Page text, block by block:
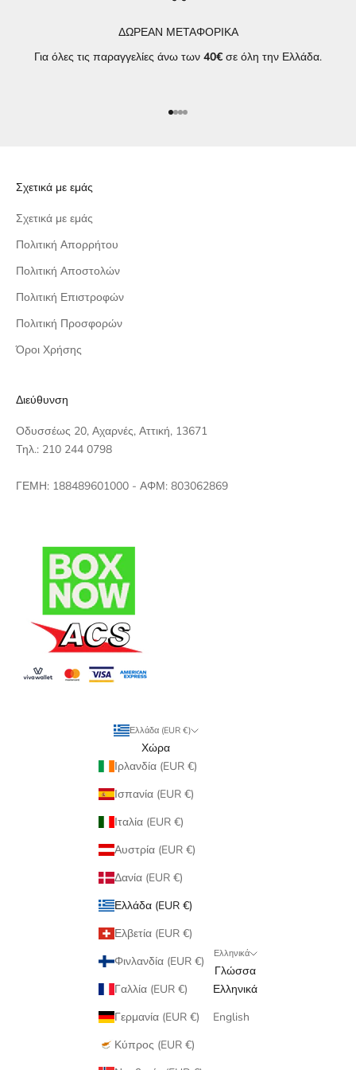
ΔΩΡΕΑΝ ΜΕΤΑΦΟΡΙΚΑ
Για όλες τις παραγγελίες άνω των 40€ σε όλη την Ελλάδα.
Μεταβείτε στο στοιχείο 1
Μεταβείτε στο στοιχείο 2
Μεταβείτε στο στοιχείο 3
Μεταβείτε στο στοιχείο 4
Σχετικά με εμάς
Σχετικά με εμάς
Πολιτική Απορρήτου
Πολιτική Αποστολών
Πολιτική Επιστροφών
Πολιτική Προσφορών
Όροι Χρήσης
Διεύθυνση
Οδυσσέως 20, Αχαρνές, Αττική, 13671
Τηλ.: 210 244 0798
ΓΕΜΗ: 188489601000 - ΑΦΜ: 803062869
Ελλάδα (EUR €)
Χώρα
Ιρλανδία (EUR €)
Ισπανία (EUR €)
Ιταλία (EUR €)
Αυστρία (EUR €)
Δανία (EUR €)
Ελλάδα (EUR €)
Ελβετία (EUR €)
Φινλανδία (EUR €)
Γαλλία (EUR €)
Γερμανία (EUR €)
Κύπρος (EUR €)
Ελληνικά
Γλώσσα
Ελληνικά
English